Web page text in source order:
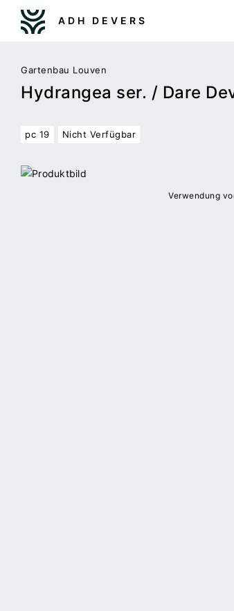
ADH DEVERS
Gartenbau Louven
Hydrangea ser. / Dare
pc 19 Nicht Verfügbar
Verwendung